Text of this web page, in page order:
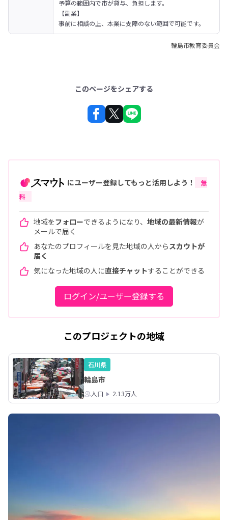
予算の範囲内で市が貸与、負担します。
【副業】
事前に相談の上、本業に支障のない範囲で可能です。
輪島市教育委員会
このページをシェアする
にユーザー登録してもっと活用しよう！
無
料
地域をフォローできるようになり、 地域の最新情報が
メールで届く
あなたのプロフィールを見た地域の人から スカウトが
届く
気になった地域の人に直接チャットすることができる
ログイン/ユーザー登録する
このプロジェクトの地域
石川県
輪島市
人口 2.13万人